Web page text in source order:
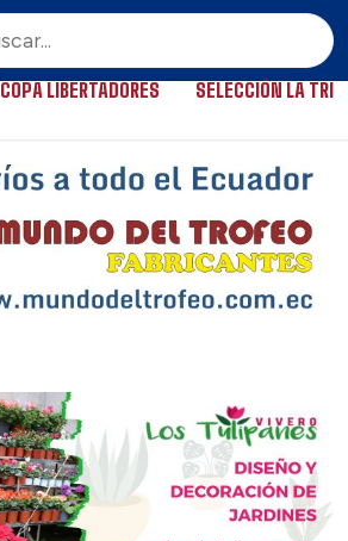
COPA LIBERTADORES SELECCIÓN LA TRI